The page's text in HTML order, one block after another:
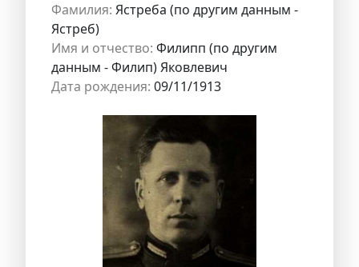
Фамилия: Ястреба (по другим данным -
Ястреб)
Имя и отчество: Филипп (по другим
данным - Филип) Яковлевич
Дата рождения: 09/11/1913